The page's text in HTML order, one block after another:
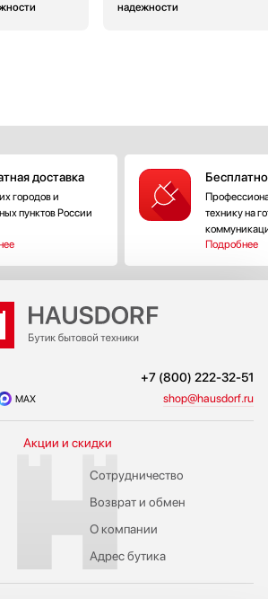
надежности
доставка
городов и
пунктов России
технику на
Подробнее
+7 (800) 222-32-51
MAX shop@hausdorf.ru
Акции и скидки
Сотрудничество
Возврат и обмен
О компании
Адрес бутика